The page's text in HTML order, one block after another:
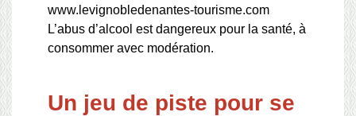
www.levignobledenantes-tourisme.com
L’abus d’alcool est dangereux pour la santé, à
consommer avec modération.
Un jeu de piste pour se